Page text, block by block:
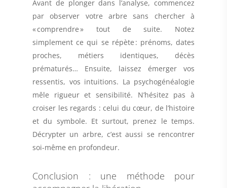
Avant de plonger dans l’analyse, commencez
par observer votre arbre sans chercher à
« comprendre » tout de suite. Notez
simplement ce qui se répète : prénoms, dates
proches, métiers identiques, décès
prématurés… Ensuite, laissez émerger vos
ressentis, vos intuitions. La psychogénéalogie
mêle rigueur et sensibilité. N’hésitez pas à
croiser les regards : celui du cœur, de l’histoire
et du symbole. Et surtout, prenez le temps.
Décrypter un arbre, c’est aussi se rencontrer
soi-même en profondeur.
Conclusion : une méthode pour